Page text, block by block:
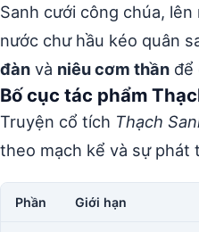
Sanh cưới công chúa,
nước chư hầu kéo quân
đàn và niêu cơm thần để
Bố cục tác phẩm
Truyện cổ tích Thạch
theo mạch kể và sự phát
Phần Giới hạn